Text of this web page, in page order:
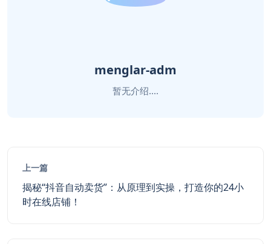
menglar-adm
暂无介绍....
上一篇
揭秘“抖音自动卖货”：从原理到实操，打造你的24小
时在线店铺！